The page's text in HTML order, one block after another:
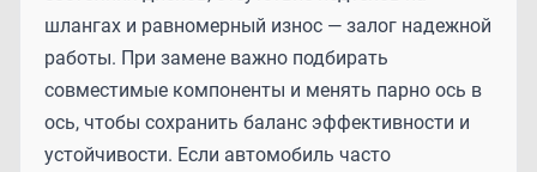
шлангах и равномерный износ — залог надежной
работы. При замене важно подбирать
совместимые компоненты и менять парно ось в
ось, чтобы сохранить баланс эффективности и
устойчивости. Если автомобиль часто